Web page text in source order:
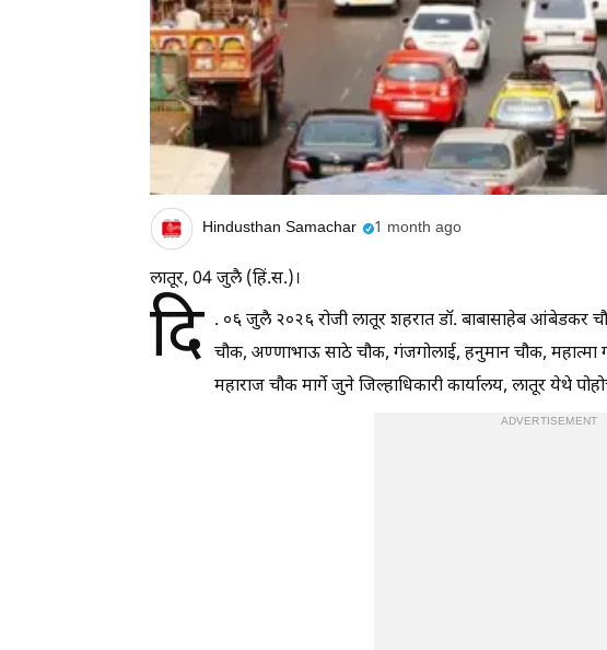
Hindusthan Samachar 1 month ago
लातूर, 04 जुलै (हिं.स.)।
दि . ०६ जुलै २०२६ रोजी लातूर शहरात डॉ. बाबासाहेब आंबेडकर
चौक, अण्णाभाऊ साठे चौक, गंजगोलाई, हनुमान चौक, महात्मा
महाराज चौक मार्गे जुने जिल्हाधिकारी कार्यालय, लातूर येथे
ADVERTISEMENT